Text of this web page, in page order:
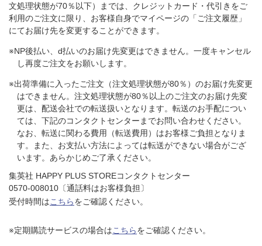
文処理状態が70％以下）までは、クレジットカード・代引きをご
利用のご注文に限り、お客様自身でマイページの「ご注文履歴」
にてお届け先を変更することができます。​
※NP後払い、d払いのお届け先変更はできません。一度キャンセル
し再度ご注文をお願いします。​
※出荷準備に入ったご注文（注文処理状態が80％）のお届け先変更
はできません。注文処理状態が80％以上のご注文のお届け先変
更は、配送会社での転送扱いとなります。転送のお手配につい
ては、下記のコンタクトセンターまでお問い合わせください。
なお、転送に関わる費用（転送費用）はお客様ご負担となりま
す。また、お支払い方法によっては転送ができない場合がござ
います。あらかじめご了承ください。​
集英社 HAPPY PLUS STOREコンタクトセンター
0570-008010〔通話料はお客様負担〕
受付時間はこちらをご確認ください。
※定期購読サービスの場合はこちらをご確認ください。